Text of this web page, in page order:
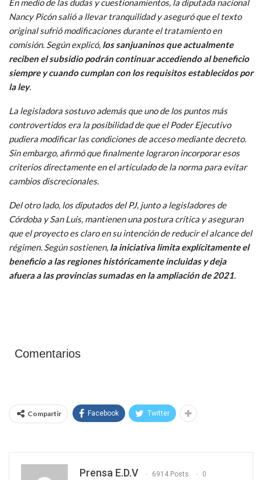
En medio de las dudas y cuestionamientos, la diputada nacional
Nancy Picón salió a llevar tranquilidad y aseguró que el texto
original sufrió modificaciones durante el tratamiento en
comisión. Según explicó, los sanjuaninos que actualmente
reciben el subsidio podrán continuar accediendo al beneficio
siempre y cuando cumplan con los requisitos establecidos por
la ley.
La legisladora sostuvo además que uno de los puntos más
controvertidos era la posibilidad de que el Poder Ejecutivo
pudiera modificar las condiciones de acceso mediante decreto.
Sin embargo, afirmó que finalmente lograron incorporar esos
criterios directamente en el articulado de la norma para evitar
cambios discrecionales.
Del otro lado, los diputados del PJ, junto a legisladores de
Córdoba y San Luis, mantienen una postura crítica y aseguran
que el proyecto es claro en su intención de reducir el alcance del
régimen. Según sostienen, la iniciativa limita explícitamente el
beneficio a las regiones históricamente incluidas y deja
afuera a las provincias sumadas en la ampliación de 2021.
Comentarios
Compartir Facebook Twitter
Prensa E.D.V 6914 Posts 0